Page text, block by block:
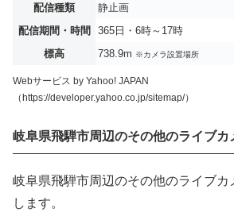
配信種類
静止画
配信期間・時間
365日・6時～17時
標高
738.9m ※カメラ設置場所
Webサービス by Yahoo! JAPAN
（https://developer.yahoo.co.jp/sitemap/）
岐阜県飛騨市周辺のその他のライブカ
岐阜県飛騨市周辺のその他のライブカ
します。